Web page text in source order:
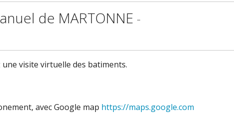
de MARTONNE -
visite virtuelle des batiments.
avec Google map https://maps.google.com